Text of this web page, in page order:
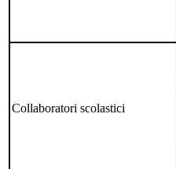
Collaboratori scolastici